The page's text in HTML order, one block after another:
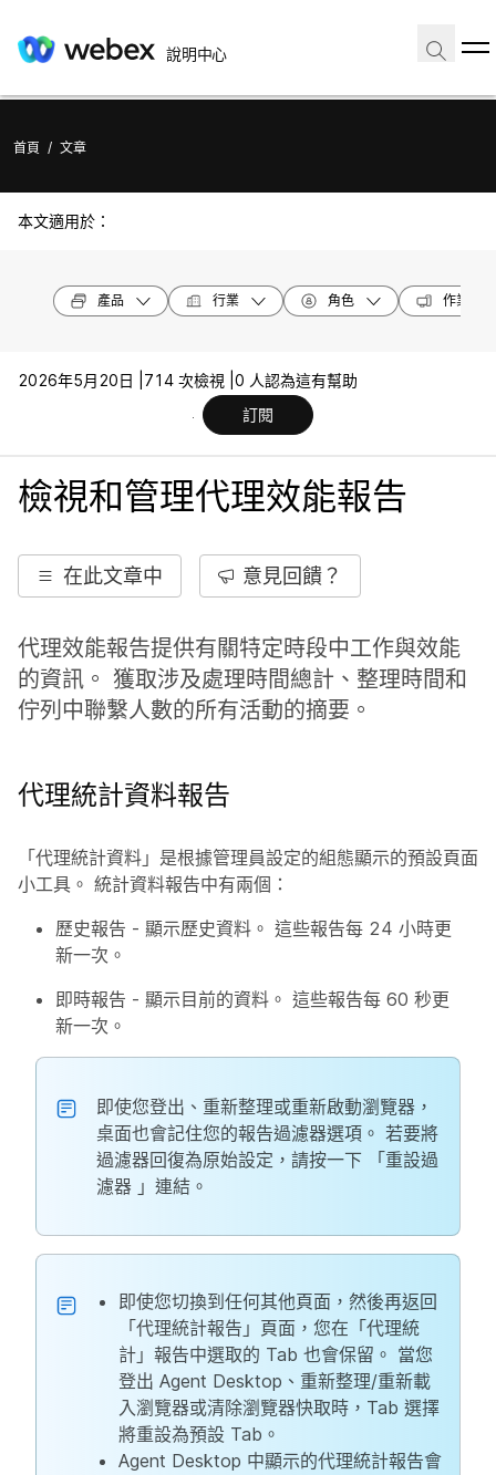
說明中心
首頁 / 文章
本文適用於：
產品 行業 角色 作業系統
2026年5月20日 | 714 次檢視 | 0 人認為這有幫助
訂閱
檢視和管理代理效能報告
在此文章中 意見回饋？
代理效能報告提供有關特定時段中工作與效能
的資訊。 獲取涉及處理時間總計、整理時間和
佇列中聯繫人數的所有活動的摘要。
代理統計資料報告
「代理統計資料」是根據管理員設定的組態顯示的預設頁面
小工具。 統計資料報告中有兩個：
歷史報告 - 顯示歷史資料。 這些報告每 24 小時更
新一次。
即時報告 - 顯示目前的資料。 這些報告每 60 秒更
新一次。
即使您登出、重新整理或重新啟動瀏覽器，
桌面也會記住您的報告過濾器選項。 若要將
過濾器回復為原始設定，請按一下
「重設過
濾器 」連結。
即使您切換到任何其他頁面，然後再返回
「代理統計報告」頁面，您在「代理統
計」報告中選取的 Tab 也會保留。 當您
登出 Agent Desktop、重新整理/重新載
入瀏覽器或清除瀏覽器快取時，Tab 選擇
將重設為預設 Tab。
Agent Desktop 中顯示的代理統計報告會